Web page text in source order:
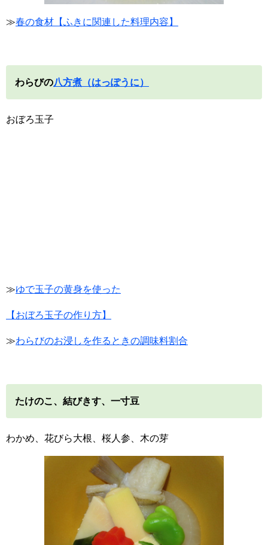
≫春の食材【ふきに関連した料理内容】
わらびの八方煮（はっぽうに）
おぼろ玉子
≫ゆで玉子の黄身を使った
【おぼろ玉子の作り方】
≫わらびのお浸しを作るときの調味料割合
たけのこ、結びきす、一寸豆
わかめ、花びら大根、桜人参、木の芽